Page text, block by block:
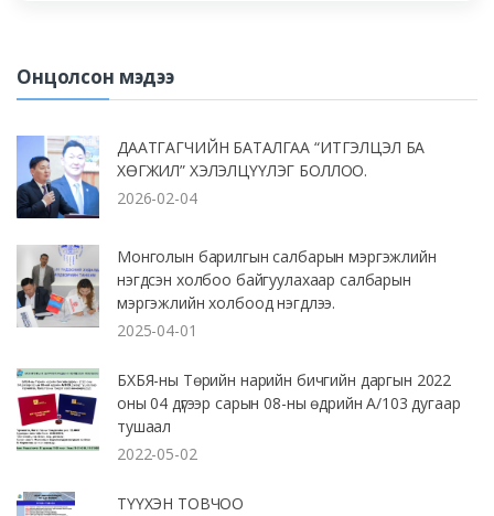
Онцолсон мэдээ
ДААТГАГЧИЙН БАТАЛГАА “ИТГЭЛЦЭЛ БА
ХӨГЖИЛ” ХЭЛЭЛЦҮҮЛЭГ БОЛЛОО.
2026-02-04
Монголын барилгын салбарын мэргэжлийн
нэгдсэн холбоо байгуулахаар салбарын
мэргэжлийн холбоод нэгдлээ.
2025-04-01
БХБЯ-ны Төрийн нарийн бичгийн даргын 2022
оны 04 дүгээр сарын 08-ны өдрийн А/103 дугаар
тушаал
2022-05-02
ТҮҮХЭН ТОВЧОО